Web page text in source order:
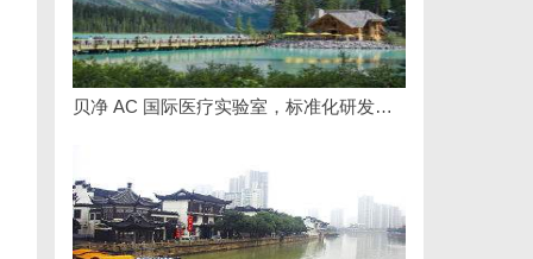
贝净 AC 国际医疗实验室，标准化研发体系全解析